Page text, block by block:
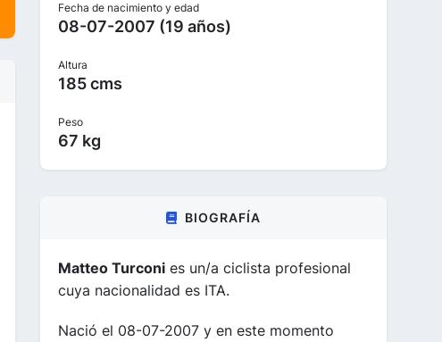
Fecha de nacimiento y edad
08-07-2007 (19 años)
Altura
185 cms
Peso
67 kg
BIOGRAFÍA
Matteo Turconi es un/a ciclista profesional
cuya nacionalidad es ITA.
Nació el 08-07-2007 y en este momento